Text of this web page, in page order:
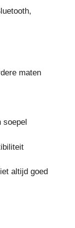
maten
altijd goed